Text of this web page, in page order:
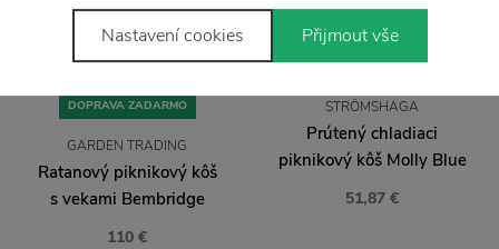
DOPRAVA ZADARMO
GARDEN TRADING
Ratanový piknikový kôš
s vekami Bembridge
110 €
STRÖMSHAGA
Prútený chladiaci
piknikový kôš Molly Blue
51,87 €
Nastavení cookies Přijmout vše